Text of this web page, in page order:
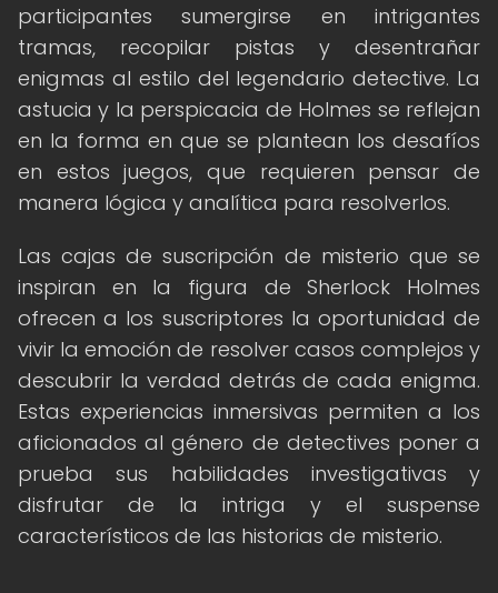
participantes sumergirse en intrigantes
tramas, recopilar pistas y desentrañar
enigmas al estilo del legendario detective. La
astucia y la perspicacia de Holmes se reflejan
en la forma en que se plantean los desafíos
en estos juegos, que requieren pensar de
manera lógica y analítica para resolverlos.
Las cajas de suscripción de misterio que se
inspiran en la figura de Sherlock Holmes
ofrecen a los suscriptores la oportunidad de
vivir la emoción de resolver casos complejos y
descubrir la verdad detrás de cada enigma.
Estas experiencias inmersivas permiten a los
aficionados al género de detectives poner a
prueba sus habilidades investigativas y
disfrutar de la intriga y el suspense
característicos de las historias de misterio.